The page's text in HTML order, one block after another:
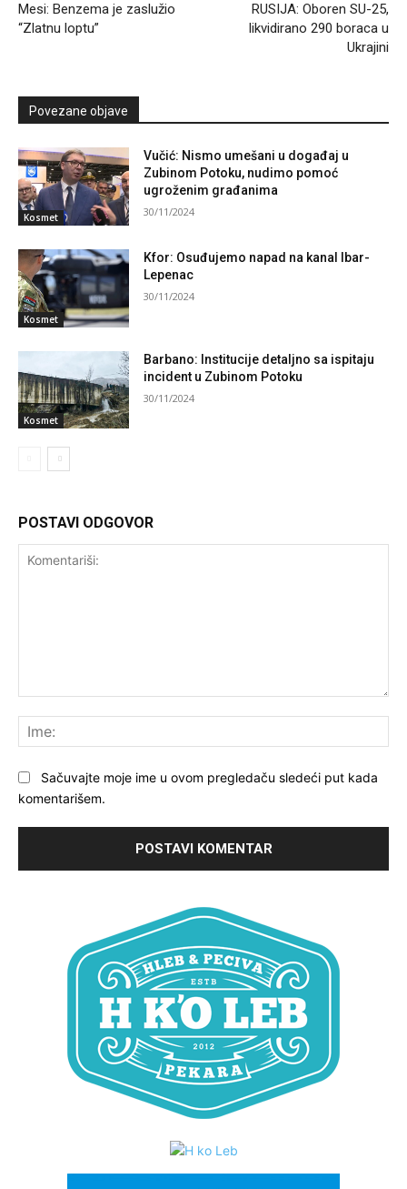
Mesi: Benzema je zaslužio
“Zlatnu loptu”
RUSIJA: Oboren SU-25,
likvidirano 290 boraca u
Ukrajini
Povezane objave
Kosmet
Vučić: Nismo umešani u događaj u
Zubinom Potoku, nudimo pomoć
ugroženim građanima
30/11/2024
Kosmet
Kfor: Osuđujemo napad na kanal Ibar-
Lepenac
30/11/2024
Kosmet
Barbano: Institucije detaljno sa ispitaju
incident u Zubinom Potoku
30/11/2024
POSTAVI ODGOVOR
Sačuvajte moje ime u ovom pregledaču sledeći put kada
komentarišem.